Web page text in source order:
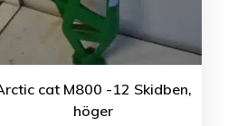
cat M800 -12 Skidben,
höger